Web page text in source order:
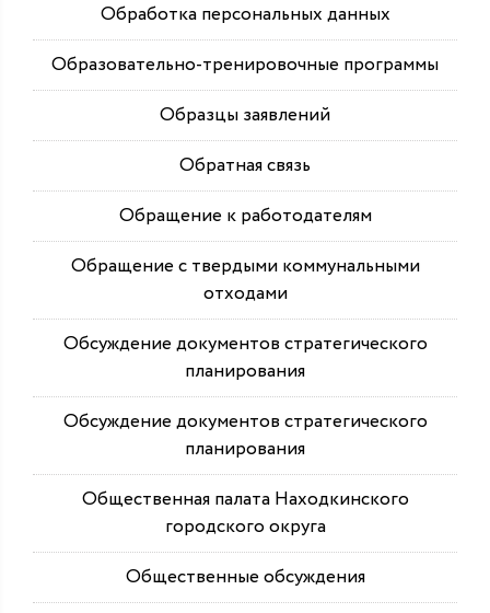
Обработка персональных данных
Образовательно-тренировочные программы
Образцы заявлений
Обратная связь
Обращение к работодателям
Обращение с твердыми коммунальными
отходами
Обсуждение документов стратегического
планирования
Обсуждение документов стратегического
планирования
Общественная палата Находкинского
городского округа
Общественные обсуждения